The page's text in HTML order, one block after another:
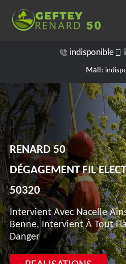
indisponible
Mail:
RENARD 50
DÉGAGEMENT FIL
50320
Intervient Avec Nacelle
Benne, Intervient À Tout
Danger